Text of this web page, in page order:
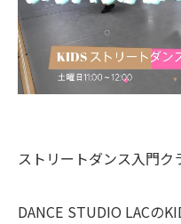
ストリートダンス入門ク
DANCE STUDIO LACの